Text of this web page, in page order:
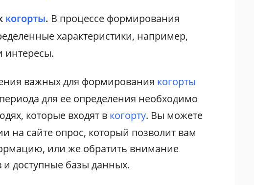
когорты. В процессе формирования
характеристики, например,
интересы.
важных для формирования когорты
для ее определения необходимо
которые входят в когорту. Вы можете
на сайте опрос, который позволит вам
или же обратить внимание
доступные базы данных.